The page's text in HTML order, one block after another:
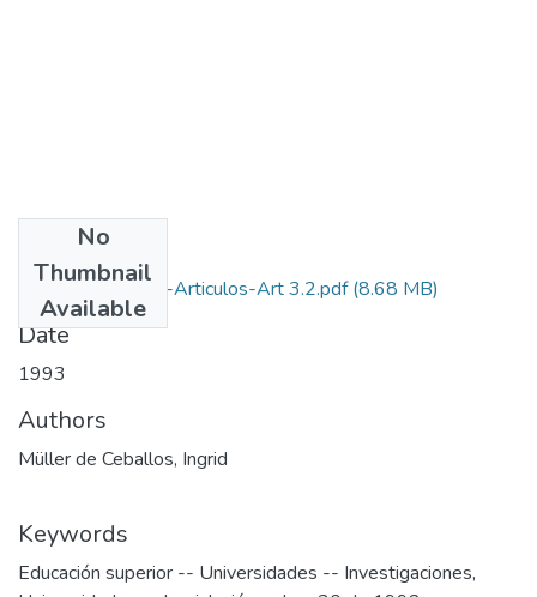
No
Thumbnail
Available
1993-V11-N1-4-Articulos-Art 3.2.pdf(8.68 MB)
Date
1993
Authors
Müller de Ceballos, Ingrid
Keywords
Educación superior -- Universidades -- Investigaciones,